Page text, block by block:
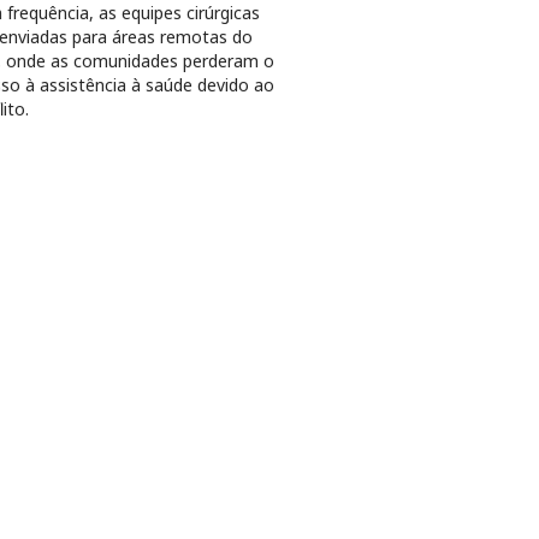
frequência, as equipes cirúrgicas
para áreas remotas do
onde as comunidades perderam o
à assistência à saúde devido ao